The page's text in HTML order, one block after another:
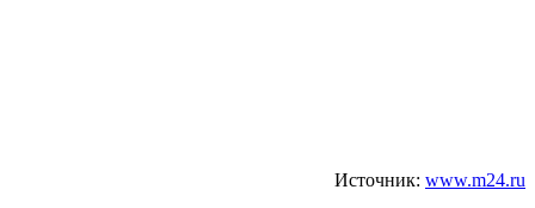
Источник: www.m24.ru